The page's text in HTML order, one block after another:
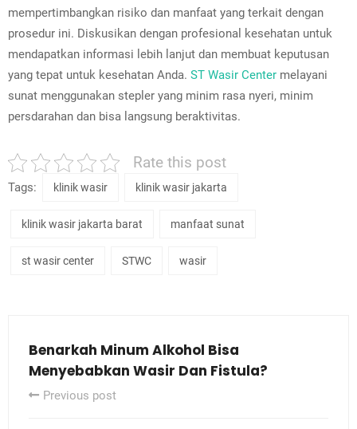
mempertimbangkan risiko dan manfaat yang terkait dengan
prosedur ini. Diskusikan dengan profesional kesehatan untuk
mendapatkan informasi lebih lanjut dan membuat keputusan
yang tepat untuk kesehatan Anda. ST Wasir Center melayani
sunat menggunakan stepler yang minim rasa nyeri, minim
persdarahan dan bisa langsung beraktivitas.
Rate this post
Tags: klinik wasir klinik wasir jakarta
klinik wasir jakarta barat manfaat sunat
st wasir center STWC wasir
Benarkah Minum Alkohol Bisa
Menyebabkan Wasir Dan Fistula?
Previous post